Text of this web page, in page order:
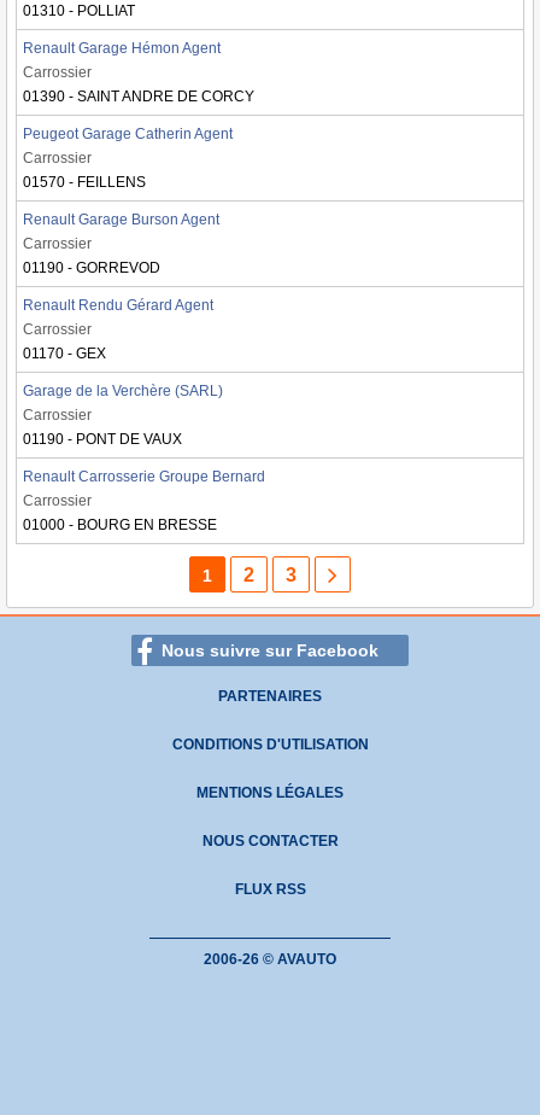
01310 - POLLIAT
Renault Garage Hémon Agent
Carrossier
01390 - SAINT ANDRE DE CORCY
Peugeot Garage Catherin Agent
Carrossier
01570 - FEILLENS
Renault Garage Burson Agent
Carrossier
01190 - GORREVOD
Renault Rendu Gérard Agent
Carrossier
01170 - GEX
Garage de la Verchère (SARL)
Carrossier
01190 - PONT DE VAUX
Renault Carrosserie Groupe Bernard
Carrossier
01000 - BOURG EN BRESSE
1 2 3
Nous suivre sur Facebook
PARTENAIRES
CONDITIONS D'UTILISATION
MENTIONS LÉGALES
NOUS CONTACTER
FLUX RSS
2006-26 © AVAUTO